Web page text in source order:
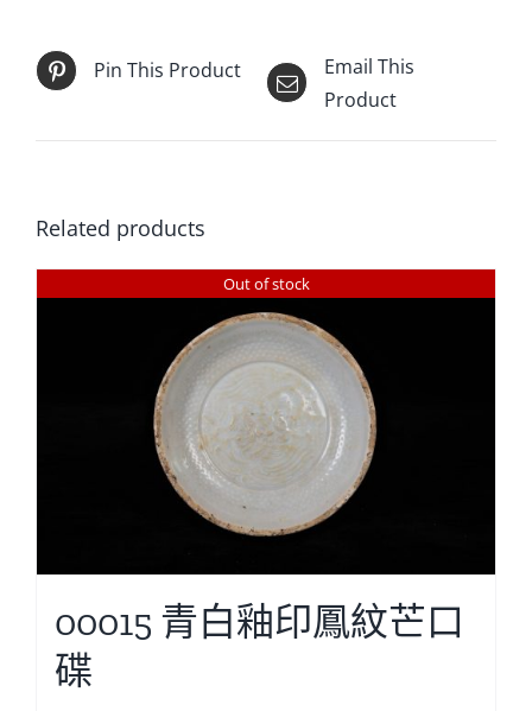
Pin This Product
Email This
Product
Related products
Out of stock
00015 青白釉印鳳紋芒口
碟